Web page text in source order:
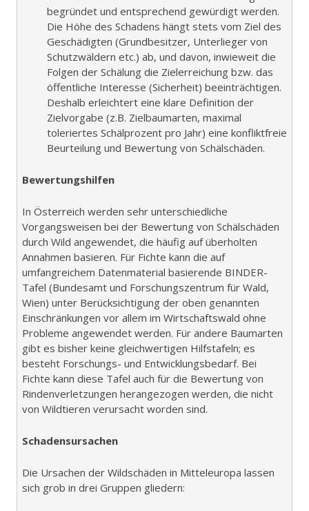
begründet und entsprechend gewürdigt werden.
Die Höhe des Schadens hängt stets vom Ziel des
Geschädigten (Grundbesitzer, Unterlieger von
Schutzwäldern etc.) ab, und davon, inwieweit die
Folgen der Schälung die Zielerreichung bzw. das
öffentliche Interesse (Sicherheit) beeinträchtigen.
Deshalb erleichtert eine klare Definition der
Zielvorgabe (z.B. Zielbaumarten, maximal
toleriertes Schälprozent pro Jahr) eine konfliktfreie
Beurteilung und Bewertung von Schälschäden.
Bewertungshilfen
In Österreich werden sehr unterschiedliche
Vorgangsweisen bei der Bewertung von Schälschäden
durch Wild angewendet, die häufig auf überholten
Annahmen basieren. Für Fichte kann die auf
umfangreichem Datenmaterial basierende BINDER-
Tafel (Bundesamt und Forschungszentrum für Wald,
Wien) unter Berücksichtigung der oben genannten
Einschränkungen vor allem im Wirtschaftswald ohne
Probleme angewendet werden. Für andere Baumarten
gibt es bisher keine gleichwertigen Hilfstafeln; es
besteht Forschungs- und Entwicklungsbedarf. Bei
Fichte kann diese Tafel auch für die Bewertung von
Rindenverletzungen herangezogen werden, die nicht
von Wildtieren verursacht worden sind.
Schadensursachen
Die Ursachen der Wildschäden in Mitteleuropa lassen
sich grob in drei Gruppen gliedern: